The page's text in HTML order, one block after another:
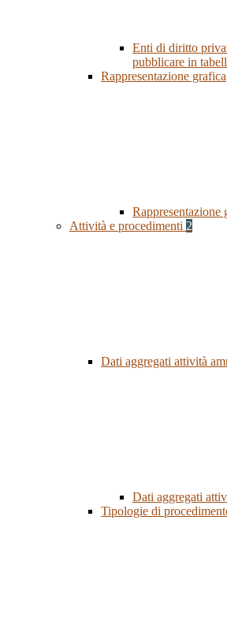
Enti di diritto
pubblicare in
Rappresentazione grafica
Rappresentazione
Attività e procedimenti 2
Dati aggregati attività
Dati aggregati
Tipologie di